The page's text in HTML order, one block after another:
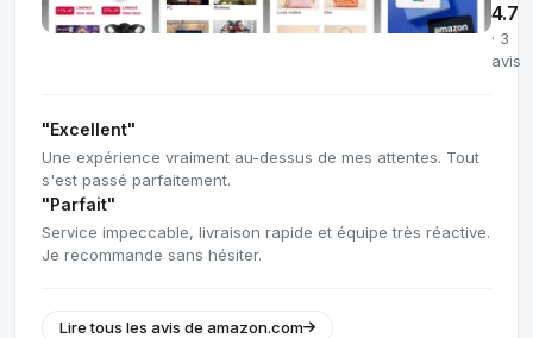
4.7
· 3
avis
"Excellent"
Une expérience vraiment au-dessus de mes attentes. Tout
s'est passé parfaitement.
"Parfait"
Service impeccable, livraison rapide et équipe très réactive.
Je recommande sans hésiter.
Lire tous les avis de amazon.com